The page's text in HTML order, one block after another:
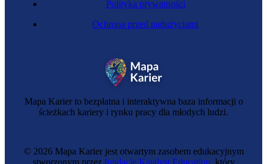
Mapa Karier to bezpłatna i interaktywna baza informacji o
ścieżkach kariery i rynku pracy dla młodych ludzi.
Polityka prywatności
Ochrona przed nadużyciami
© 2026 Mapa Karier jest otwartym zasobem edukacyjnym